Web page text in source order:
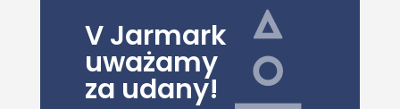
V Jarmark
uważamy
za udany!